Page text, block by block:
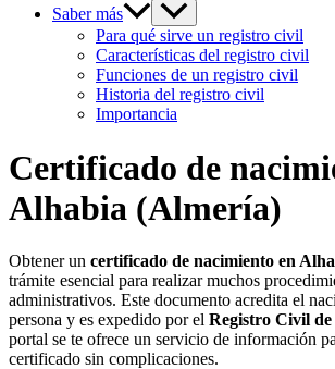
Saber más
Para qué sirve un registro civil
Características del registro civil
Funciones de un registro civil
Historia del registro civil
Importancia
Certificado de
Alhabia (Almería)
Obtener un certificado de nacimiento en
trámite esencial para realizar muchos
administrativos. Este documento acredita el
persona y es expedido por el Registro Civil de
portal se te ofrece un servicio de información
certificado sin complicaciones.